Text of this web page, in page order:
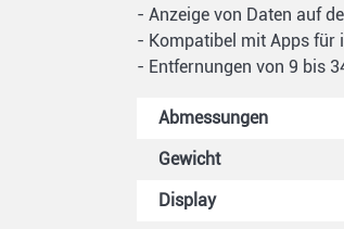
- Anzeige von Daten auf
- Kompatibel mit Apps für
- Entfernungen von 9 bis
Abmessungen
Gewicht
Display